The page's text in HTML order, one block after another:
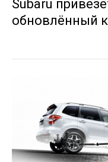
Subaru
обновлённый